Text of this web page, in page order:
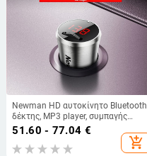
Newman HD αυτοκίνητο Bluetooth
δέκτης, MP3 player, συμπαγής
κατασκευή, διπλής θύρας γρήγορη
φόρτιση, πομπός FM
51.60 - 77.04 €
add_shopping_cart